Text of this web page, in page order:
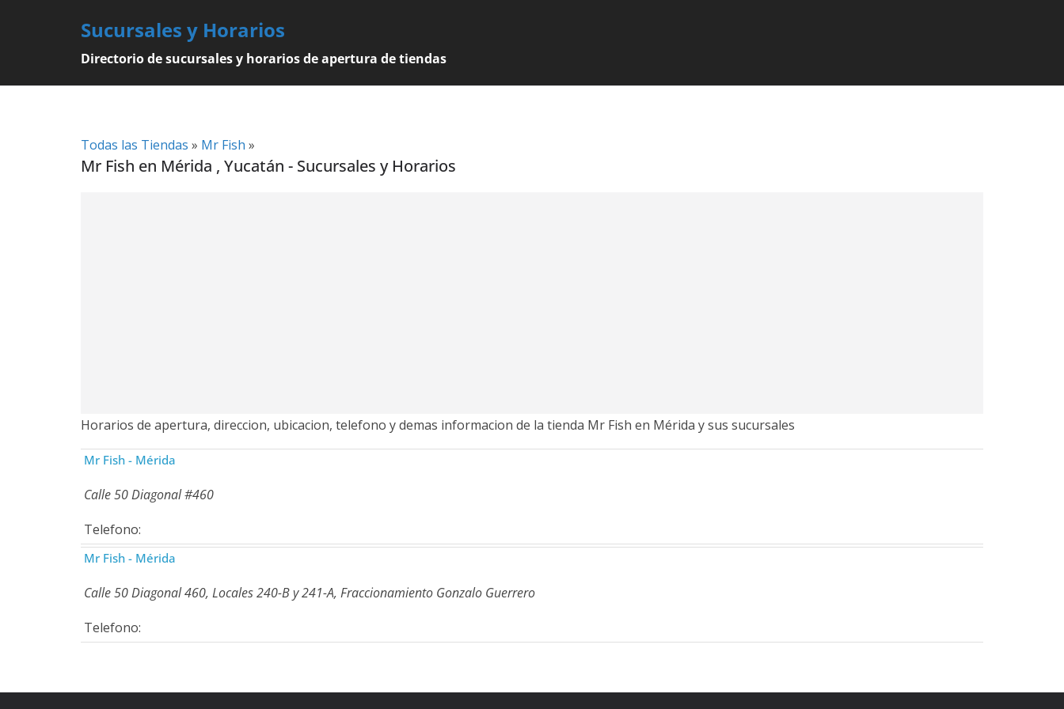
Sucursales y Horarios
Directorio de sucursales y horarios de apertura de tiendas
Todas las Tiendas » Mr Fish »
Mr Fish en Mérida , Yucatán - Sucursales y Horarios
Horarios de apertura, direccion, ubicacion, telefono y demas informacion de la tienda Mr Fish en Mérida y sus sucursales
Mr Fish - Mérida
Calle 50 Diagonal #460
Telefono:
Mr Fish - Mérida
Calle 50 Diagonal 460, Locales 240-B y 241-A, Fraccionamiento Gonzalo Guerrero
Telefono: